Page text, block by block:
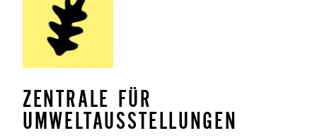
ZENTRALE FÜR
UMWELTAUSSTELLUNGEN